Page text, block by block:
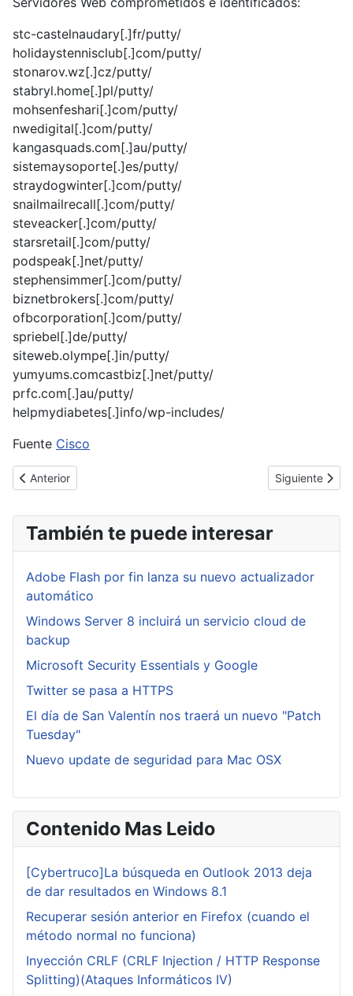
stc-castelnaudary[.]fr/putty/
holidaystennisclub[.]com/putty/
stonarov.wz[.]cz/putty/
stabryl.home[.]pl/putty/
mohsenfeshari[.]com/putty/
nwedigital[.]com/putty/
kangasquads.com[.]au/putty/
sistemaysoporte[.]es/putty/
straydogwinter[.]com/putty/
snailmailrecall[.]com/putty/
steveacker[.]com/putty/
starsretail[.]com/putty/
podspeak[.]net/putty/
stephensimmer[.]com/putty/
biznetbrokers[.]com/putty/
ofbcorporation[.]com/putty/
spriebel[.]de/putty/
siteweb.olympe[.]in/putty/
yumyums.comcastbiz[.]net/putty/
prfc.com[.]au/putty/
helpmydiabetes[.]info/wp-includes/
Fuente Cisco
Artículo anterior: El DNS de nuestros routers personales
Anterior Artículo
Siguiente
También te puede interesar
Adobe Flash por fin lanza su nuevo actualizador
automático
Windows Server 8 incluirá un servicio cloud de
backup
Microsoft Security Essentials y Google
Twitter se pasa a HTTPS
El día de San Valentín nos traerá un nuevo "Patch
Tuesday"
Nuevo update de seguridad para Mac OSX
Contenido Mas Leido
[Cybertruco]La búsqueda en Outlook 2013 deja
de dar resultados en Windows 8.1
Recuperar sesión anterior en Firefox (cuando el
método normal no funciona)
Inyección CRLF (CRLF Injection / HTTP Response
Splitting)(Ataques Informáticos IV)